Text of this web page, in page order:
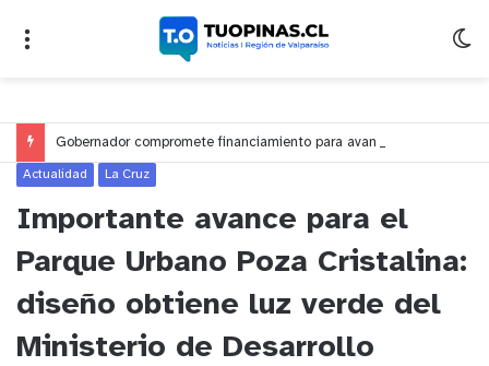
Actualidad La Cruz
Importante avance para el
Parque Urbano Poza Cristalina:
diseño obtiene luz verde del
Ministerio de Desarrollo